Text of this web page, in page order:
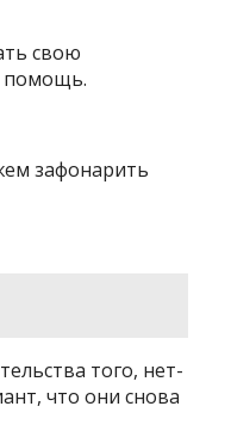
свою
помощь.
зафонарить
того, нет-
что они снова